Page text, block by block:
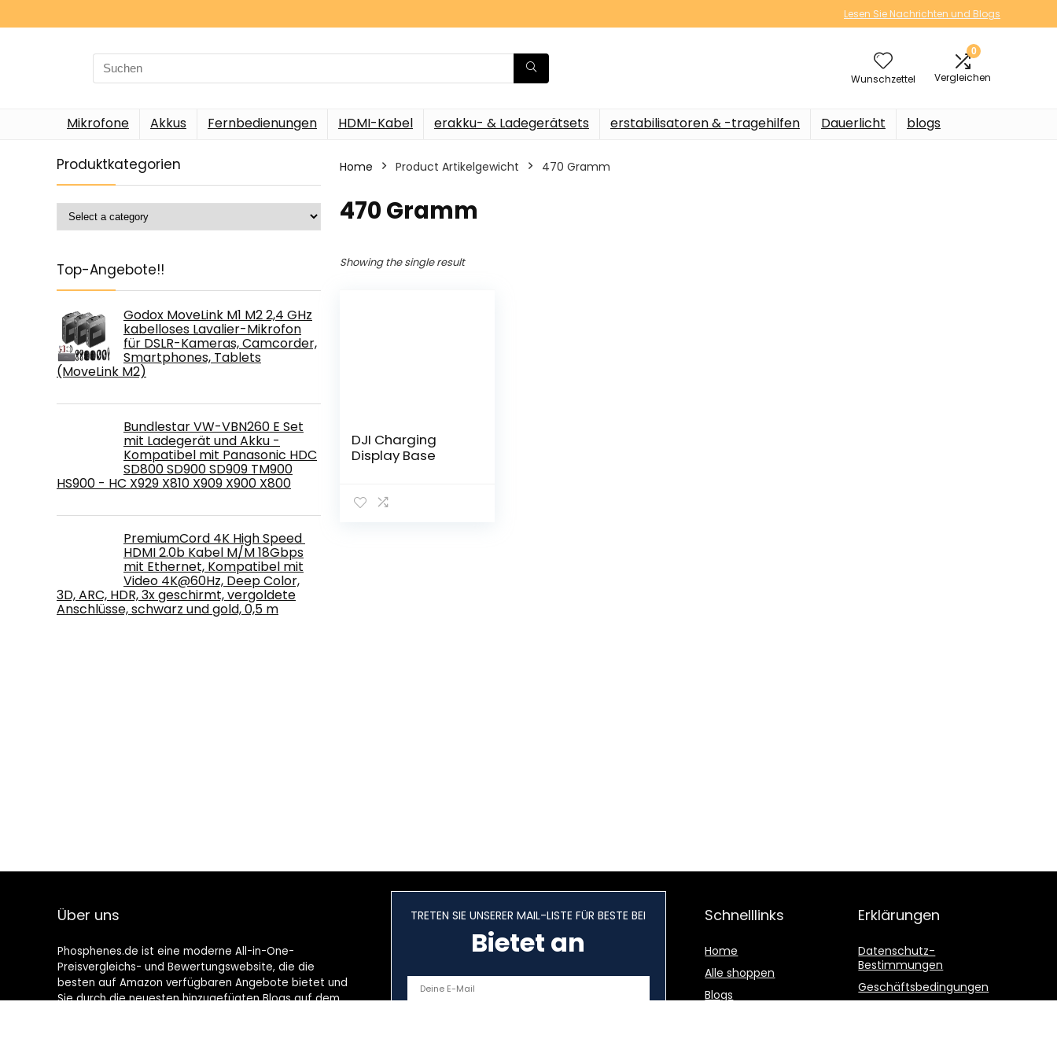
Lesen Sie Nachrichten und Blogs
Search
for:
Wunschzettel
0
Vergleichen
Mikrofone Akkus Fernbedienungen HDMI-Kabel erakku- & Ladegerätsets erstabilisatoren & -tragehilfen Dauerlicht blogs
Produktkategorien
Top-Angebote!!
Godox MoveLink M1 M2 2,4 GHz
kabelloses Lavalier-Mikrofon
für DSLR-Kameras, Camcorder,
Smartphones, Tablets
(MoveLink M2)
Bundlestar VW-VBN260 E Set
mit Ladegerät und Akku -
Kompatibel mit Panasonic HDC
SD800 SD900 SD909 TM900
HS900 - HC X929 X810 X909 X900 X800
PremiumCord 4K High Speed ​​
HDMI 2.0b Kabel M/M 18Gbps
mit Ethernet, Kompatibel mit
Video 4K@60Hz, Deep Color,
3D, ARC, HDR, 3x geschirmt, vergoldete
Anschlüsse, schwarz und gold, 0,5 m
Home Product Artikelgewicht ‎470 Gramm
‎470 Gramm
Showing the single result
DJI Charging
Display Base
Über uns
Phosphenes.de ist eine moderne All-in-One-
Preisvergleichs- und Bewertungswebsite, die die
besten auf Amazon verfügbaren Angebote bietet und
Sie durch die neuesten hinzugefügten Blogs auf dem
TRETEN SIE UNSERER MAIL-LISTE FÜR BESTE BEI
Bietet an
Schnelllinks
Home
Alle shoppen
Blogs
Erklärungen
Datenschutz-
Bestimmungen
Geschäftsbedingungen